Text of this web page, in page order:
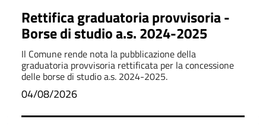
Rettifica graduatoria provvisoria -
Borse di studio a.s. 2024-2025
Il Comune rende nota la pubblicazione della
graduatoria provvisoria rettificata per la concessione
delle borse di studio a.s. 2024-2025.
04/08/2026